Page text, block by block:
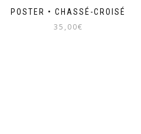
POSTER • CHASSÉ-CROISÉ
35,00€